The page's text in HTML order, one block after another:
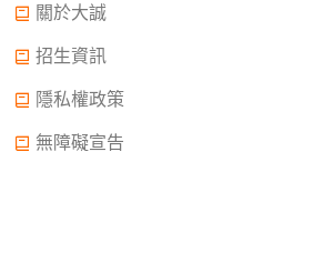
關於大誠
招生資訊
隱私權政策
無障礙宣告